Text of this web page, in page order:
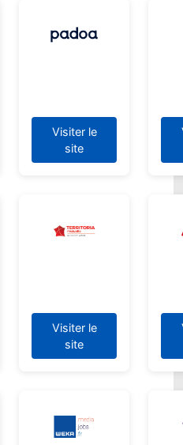
Visiter le
site
Visiter le
site